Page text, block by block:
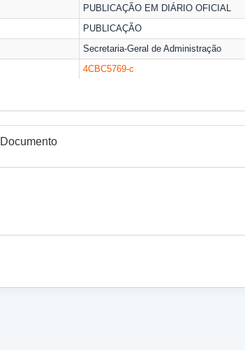
PUBLICAÇÃO EM DIÁRIO OFICIAL
PUBLICAÇÃO
Secretaria-Geral de Administração
4CBC5769-c